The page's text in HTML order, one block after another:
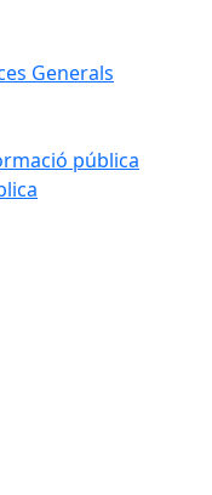
Generals
pública